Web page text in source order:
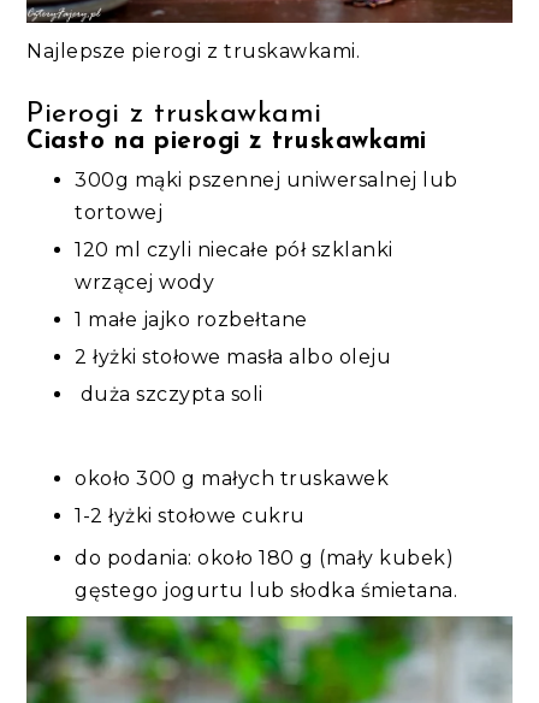
Najlepsze pierogi z truskawkami.
Pierogi z truskawkami
Ciasto na pierogi z truskawkami
300g mąki pszennej uniwersalnej lub
tortowej
120 ml czyli niecałe pół szklanki
wrzącej wody
1 małe jajko rozbełtane
2 łyżki stołowe masła albo oleju
duża szczypta soli
około 300 g małych truskawek
1-2 łyżki stołowe cukru
do podania: około 180 g (mały kubek)
gęstego jogurtu lub słodka śmietana.